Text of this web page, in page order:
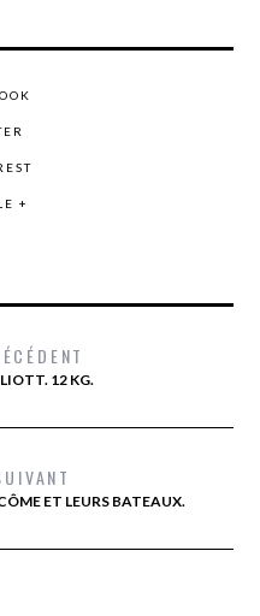
+
12 KG.
ET LEURS BATEAUX.